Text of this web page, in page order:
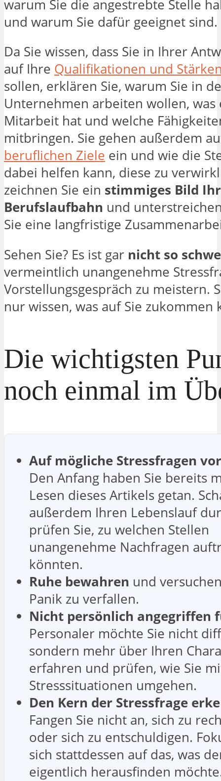
warum Sie die angestrebte Stelle
und warum Sie dafür geeignet sind.
Da Sie wissen, dass Sie in Ihrer
auf Ihre Qualifikationen und
sollen, erklären Sie, warum Sie in
Unternehmen arbeiten wollen, was
Mitarbeit hat und welche
mitbringen. Sie gehen außerdem
beruflichen Ziele ein und wie die
dabei helfen kann, diese zu
zeichnen Sie ein stimmiges Bild
Berufslaufbahn und
Sie eine langfristige
Sehen Sie? Es ist gar nicht so
vermeintlich unangenehme
Vorstellungsgespräch zu meistern.
nur wissen, was auf Sie zukommen
Die wichtigsten
noch einmal im
Auf mögliche Stressfragen
Den Anfang haben Sie bereits
Lesen dieses Artikels getan.
außerdem Ihren Lebenslauf
prüfen Sie, zu welchen Stellen
unangenehme Nachfragen
könnten.
Ruhe bewahren und
Panik zu verfallen.
Nicht persönlich angegriffen
Personaler möchte Sie nicht
sondern mehr über Ihren
erfahren und prüfen, wie Sie
Stresssituationen umgehen.
Den Kern der Stressfrage
Fangen Sie nicht an, sich zu
oder sich zu entschuldigen.
sich stattdessen auf das, was
eigentlich herausfinden